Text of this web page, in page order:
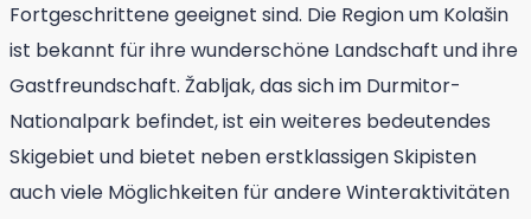
Fortgeschrittene geeignet sind. Die Region um Kolašin
ist bekannt für ihre wunderschöne Landschaft und ihre
Gastfreundschaft. Žabljak, das sich im Durmitor-
Nationalpark befindet, ist ein weiteres bedeutendes
Skigebiet und bietet neben erstklassigen Skipisten
auch viele Möglichkeiten für andere Winteraktivitäten